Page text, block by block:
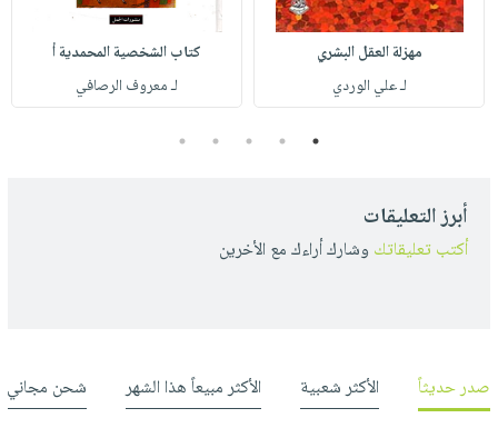
مهزلة العقل البشري
لـ علي الوردي
كتاب الشخصية المحمدية أ
لـ معروف الرصافي
1
2
3
4
5
أبرز التعليقات
أكتب تعليقاتك وشارك أراءك مع الأخرين
صدر حديثاً الأكثر شعبية الأكثر مبيعاً هذا الشهر شحن مجاني